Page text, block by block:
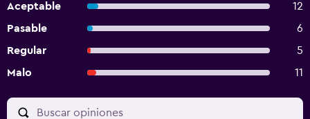
Aceptable
12
Pasable
6
Regular
5
Malo
11